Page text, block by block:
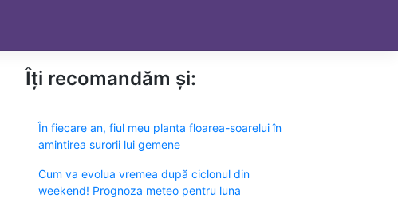
Îți recomandăm și:
În fiecare an, fiul meu planta floarea-soarelui în
amintirea surorii lui gemene
Cum va evolua vremea după ciclonul din
weekend! Prognoza meteo pentru luna